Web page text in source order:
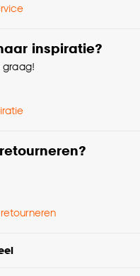
inspiratie?
graag!